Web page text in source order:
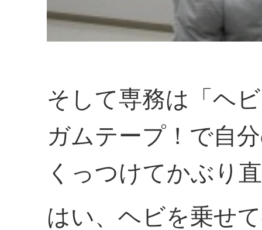
そして専務は「ヘ
ガムテープ！で自
くっつけてかぶり
はい、ヘビを乗せ